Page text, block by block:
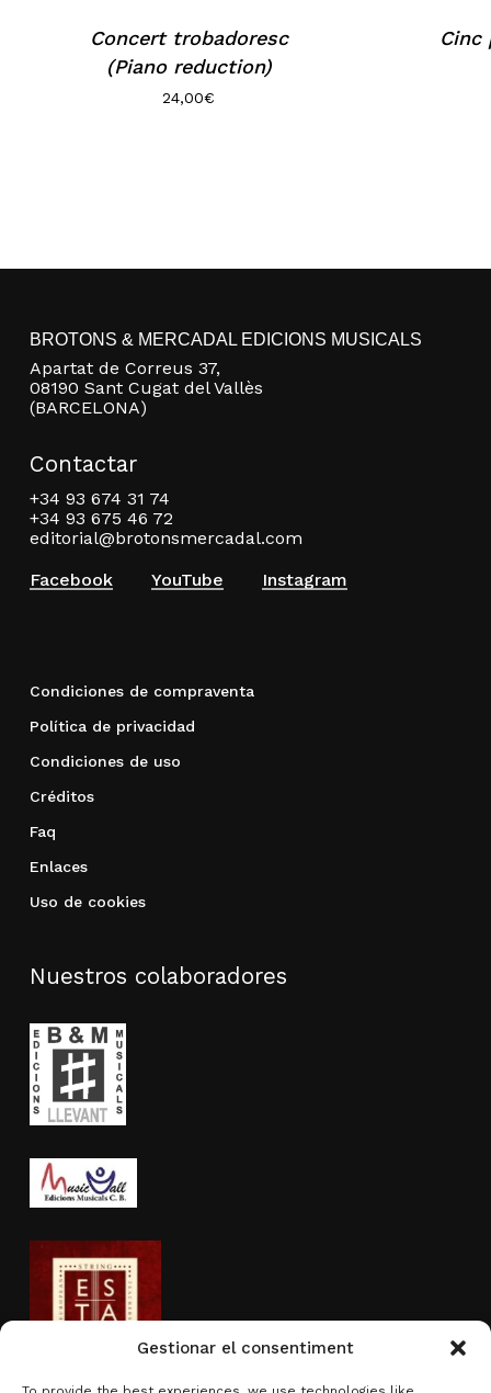
Gestionar el consentiment
Concert trobadoresc
(Piano reduction)
24,00€
Cinc
BROTONS & MERCADAL EDICIONS MUSICALS
Apartat de Correus 37,
08190 Sant Cugat del Vallès
(BARCELONA)
Contactar
+34 93 674 31 74
+34 93 675 46 72
editorial@brotonsmercadal.com
Facebook
YouTube Instagram
Condiciones de compraventa
Política de privacidad
Condiciones de uso
Créditos
Faq
Enlaces
Uso de cookies
Nuestros colaboradores